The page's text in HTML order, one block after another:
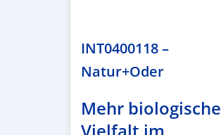
INT0400118 –
Natur+Oder
Mehr biologische